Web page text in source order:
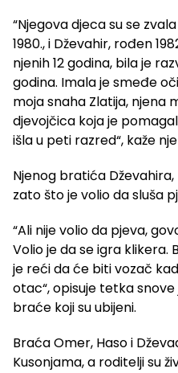
“Njegova djeca su se
1980., i Dževahir, rođen
njenih 12 godina, bila je
godina. Imala je smeđe
moja snaha Zlatija, njena
djevojčica koja je
išla u peti razred“, kaže
Njenog bratića Dževahira,
zato što je volio da sluša
“Ali nije volio da pjeva,
Volio je da se igra klikera.
je reći da će biti vozač
otac“, opisuje tetka
braće koji su ubijeni.
Braća Omer, Haso i
Kusonjama, a roditelji su